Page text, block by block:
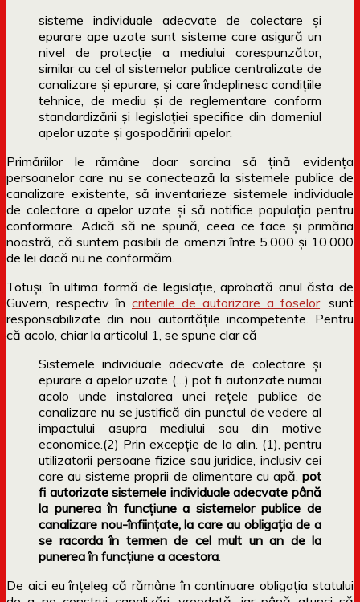
sisteme individuale adecvate de colectare și
epurare ape uzate sunt sisteme care asigură un
nivel de protecție a mediului corespunzător,
similar cu cel al sistemelor publice centralizate de
canalizare și epurare, și care îndeplinesc condițiile
tehnice, de mediu și de reglementare conform
standardizării și legislației specifice din domeniul
apelor uzate și gospodăririi apelor.
Primăriilor le rămâne doar sarcina sățină evidența
persoanelor care nu se conectează la sistemele publice de
canalizare existente, să inventarieze sistemele individuale
de colectare a apelor uzate și să notifice populația pentru
conformare. Adică să ne spună, ceea ce face și primăria
noastră, că suntem pasibili de amenzi între 5.000 și 10.000
de lei dacă nu ne conformăm.
Totuși, în ultima formă de legislație, aprobată anul ăsta de
Guvern, respectiv în criteriile de autorizare a foselor, sunt
responsabilizate din nou autoritățile incompetente. Pentru
că acolo, chiar la articolul 1, se spune clar că
Sistemele individuale adecvate de colectare și
epurare a apelor uzate (…) pot fi autorizate numai
acolo unde instalarea unei rețele publice de
canalizare nu se justifică din punctul de vedere al
impactului asupra mediului sau din motive
economice. (2) Prin excepție de la alin. (1) , pentru
utilizatorii persoane fizice sau juridice, inclusiv cei
care au sisteme proprii de alimentare cu apă, pot
fi autorizate sistemele individuale adecvate până
la punerea în funcțiune a sistemelor publice de
canalizare nou-înființate, la care au obligația de a
se racorda în termen de cel mult un an de la
punerea în funcțiune a acestora
De aici eu înțeleg că rămâne în continuare obligația statului